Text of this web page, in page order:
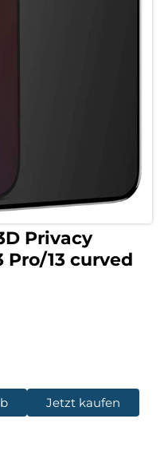
Privacy
Pro/13 curved
Jetzt kaufen